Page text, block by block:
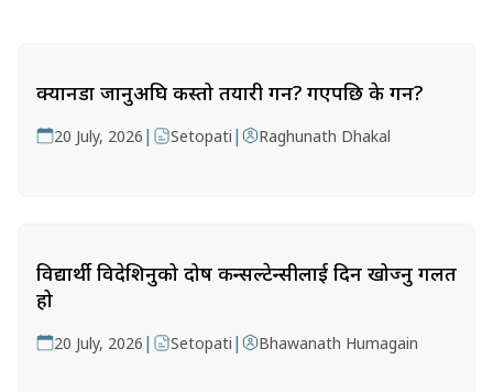
क्यानडा जानुअघि कस्तो तयारी गर्ने? गएपछि के गर्ने?
20 July, 2026 | Setopati | Raghunath Dhakal
विद्यार्थी विदेशिनुको दोष कन्सल्टेन्सीलाई दिन खोज्नु गलत
हो
20 July, 2026 | Setopati | Bhawanath Humagain